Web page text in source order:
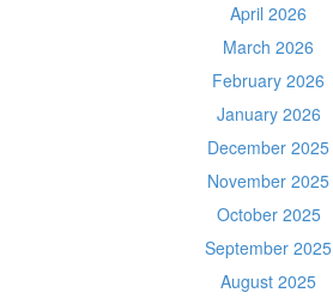
April 2026
March 2026
February 2026
January 2026
December 2025
November 2025
October 2025
September 2025
August 2025